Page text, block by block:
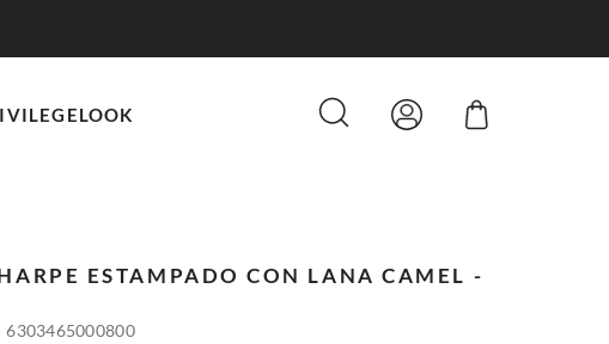
ESTAMPADO CON LANA CAMEL -
6303465000800